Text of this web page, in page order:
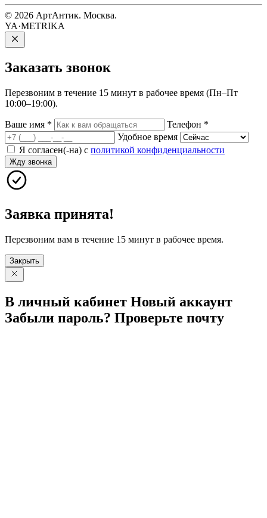
© 2026 АртАнтик. Москва.
YA·METRIKA
Заказать звонок
Перезвоним в течение 15 минут в рабочее время (Пн–Пт
10:00–19:00).
Ваше имя * Телефон *
Удобное время
Я согласен(-на) с политикой конфиденциальности
Жду звонка
Заявка принята!
Перезвоним вам в течение 15 минут в рабочее время.
Закрыть
В личный кабинет Новый аккаунт
Забыли пароль? Проверьте почту